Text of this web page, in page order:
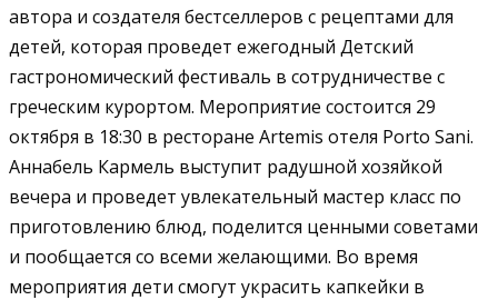
автора и создателя бестселлеров с рецептами для
детей, которая проведет ежегодный Детский
гастрономический фестиваль в сотрудничестве с
греческим курортом. Мероприятие состоится 29
октября в 18:30 в ресторане Artemis отеля Porto Sani.
Аннабель Кармель выступит радушной хозяйкой
вечера и проведет увлекательный мастер класс по
приготовлению блюд, поделится ценными советами
и пообщается со всеми желающими. Во время
мероприятия дети смогут украсить капкейки в